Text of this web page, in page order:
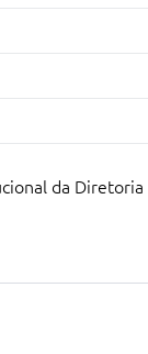
da Diretoria